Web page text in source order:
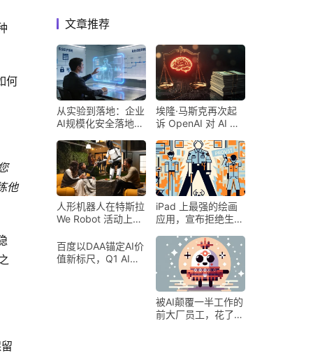
何
他
文章推荐
从实验到落地：企业
AI规模化安全落地的
埃隆·马斯克再次起
诉 OpenAI 对 AI 行
人形机器人在特斯拉
We Robot 活动上为
iPad 上最强的绘画
应用，宣布拒绝生成
百度以DAA锚定AI价
值新标尺，Q1 AI营
被AI颠覆一半工作的
前大厂员工，花了8